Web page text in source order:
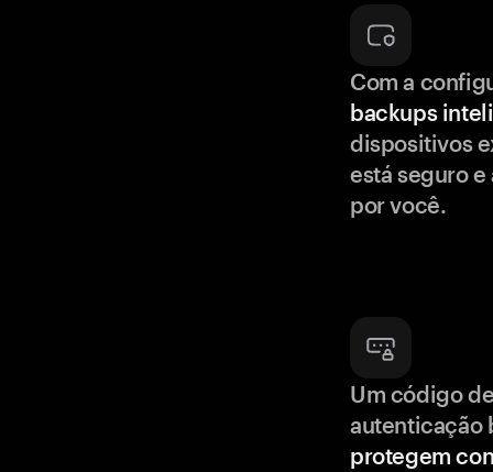
Com a
backups
dispositivos
está seguro
por você.
Um código
autenticação
protegem